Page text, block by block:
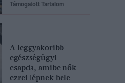
Támogatott Tartalom
A leggyakoribb
egészségügyi
csapda, amibe nők
ezrei lépnek bele